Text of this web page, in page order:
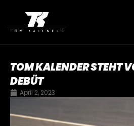
TOM KALENDER STEHT
DEBÜT
April 2, 2023